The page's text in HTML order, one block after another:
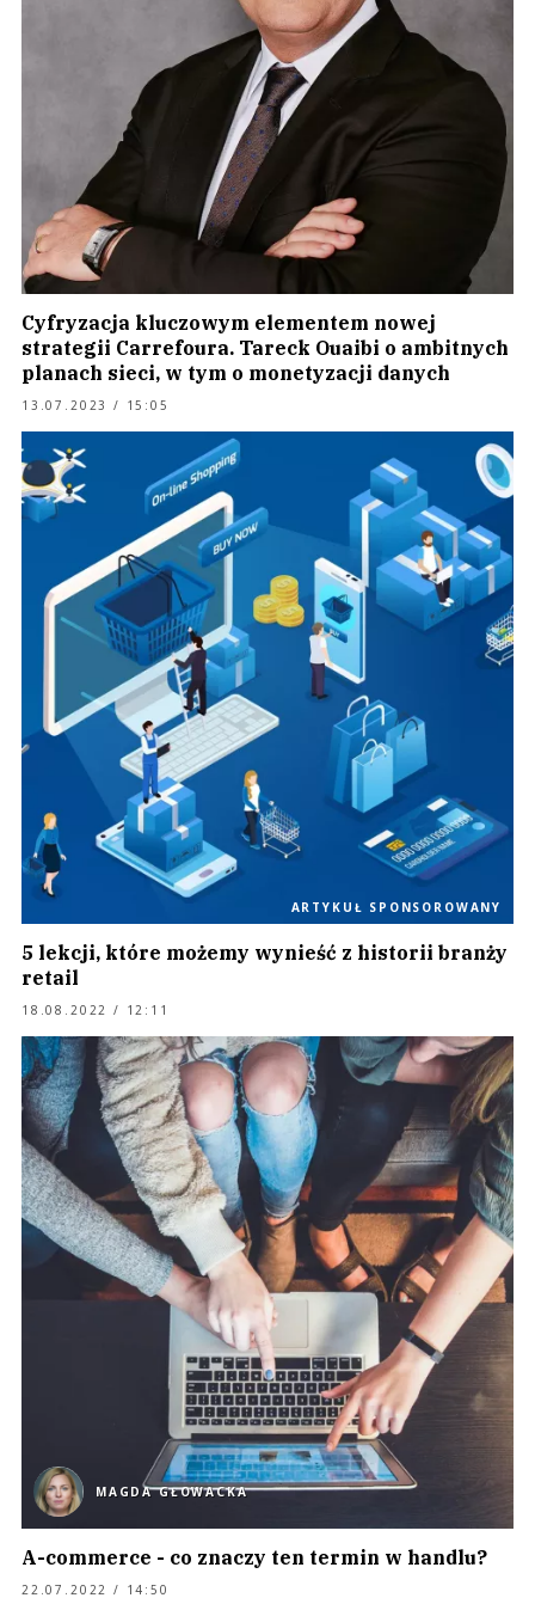
Cyfryzacja kluczowym elementem nowej
strategii Carrefoura. Tareck Ouaibi o ambitnych
planach sieci, w tym o monetyzacji danych
13.07.2023 / 15:05
ARTYKUŁ SPONSOROWANY
5 lekcji, które możemy wynieść z historii branży
retail
18.08.2022 / 12:11
MAGDA GŁOWACKA
A-commerce - co znaczy ten termin w handlu?
22.07.2022 / 14:50